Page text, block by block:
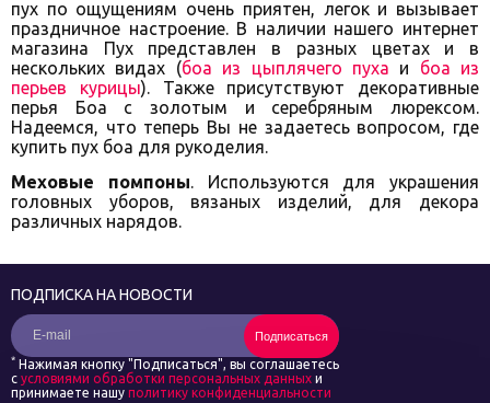
пух по ощущениям очень приятен, легок и вызывает
праздничное настроение. В наличии нашего интернет
магазина Пух представлен в разных цветах и в
нескольких видах (боа из цыплячего пуха и боа из
перьев курицы). Также присутствуют декоративные
перья Боа с золотым и серебряным люрексом.
Надеемся, что теперь Вы не задаетесь вопросом, где
купить пух боа для рукоделия.
Меховые помпоны. Используются для украшения
головных уборов, вязаных изделий, для декора
различных нарядов.
ПОДПИСКА НА НОВОСТИ
Подписаться
* Нажимая кнопку "Подписаться", вы соглашаетесь
с условиями обработки персональных данных и
принимаете нашу политику конфиденциальности